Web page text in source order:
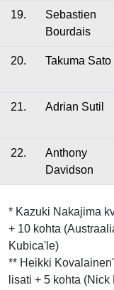
19.
Sebastien
Bourdais
20. Takuma Sato
21. Adrian Sutil
22.
Anthony
Davidson
* Kazuki Nakajima
+ 10 kohta
Kubica'le)
** Heikki
lisati + 5 kohta